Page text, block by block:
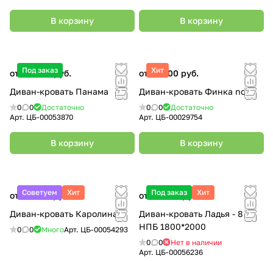
В корзину В корзину
Под заказ
от 49 000 руб.
Диван-кровать Панама
0 0
Достаточно
Арт. ЦБ-00053870
В корзину
Хит
от 21 900 руб.
Диван-кровать Финка nova
0 0
Достаточно
Арт. ЦБ-00029754
В корзину
Советуем Хит
от 39 990 руб.
Диван-кровать Каролина-1
0 0 МногоАрт. ЦБ-00054293
Под заказ Хит
от 65 900 руб.
Диван-кровать Ладья - 8
НПБ 1800*2000
0 0
Нет в наличии
Арт. ЦБ-00056236